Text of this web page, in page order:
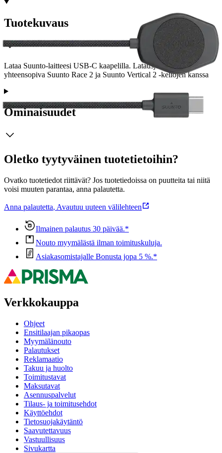
Tuotekuvaus
Lataa Suunto-laitteesi USB-C kaapelilla. Latausjohto on
yhteensopiva Suunto Race 2 ja Suunto Vertical 2 -kellojen kanssa
Ominaisuudet
Oletko tyytyväinen tuotetietoihin?
Ovatko tuotetiedot riittävät? Jos tuotetiedoissa on puutteita tai niitä
voisi muuten parantaa, anna palautetta.
Anna palautetta, Avautuu uuteen välilehteen
Ilmainen palautus 30 päivää.*
Nouto myymälästä ilman toimituskuluja.
Asiakasomistajalle Bonusta jopa 5 %.*
Verkkokauppa
Ohjeet
Ensitilaajan pikaopas
Myymälänouto
Palautukset
Reklamaatio
Takuu ja huolto
Toimitustavat
Maksutavat
Asennuspalvelut
Tilaus- ja toimitusehdot
Käyttöehdot
Tietosuojakäytäntö
Saavutettavuus
Vastuullisuus
Sivukartta